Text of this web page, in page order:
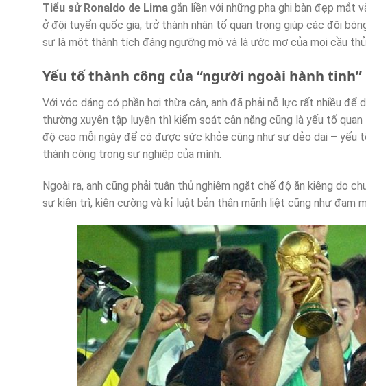
Tiểu sử Ronaldo de Lima gắn liền với những pha ghi bàn đẹp mắt
ở đội tuyển quốc gia, trở thành nhân tố quan trọng giúp các đội
sự là một thành tích đáng ngưỡng mộ và là ước mơ của mọi cầu
Yếu tố thành công của “người ngoài hành tinh”
Với vóc dáng có phần hơi thừa cân, anh đã phải nỗ lực rất nhiều
thường xuyên tập luyện thì kiểm soát cân nặng cũng là yếu tố
độ cao mỗi ngày để có được sức khỏe cũng như sự dẻo dai –
thành công trong sự nghiệp của mình.
Ngoài ra, anh cũng phải tuân thủ nghiêm ngặt chế độ ăn kiêng do
sự kiên trì, kiên cường và kỉ luật bản thân mãnh liệt cũng như đam